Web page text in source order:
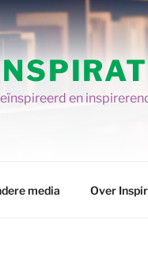
en
media Over